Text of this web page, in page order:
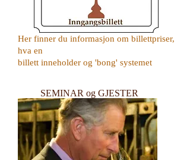
Her finner du informasjon om billettpriser,
hva en
billett inneholder og 'bong' systemet
SEMINAR og GJESTER